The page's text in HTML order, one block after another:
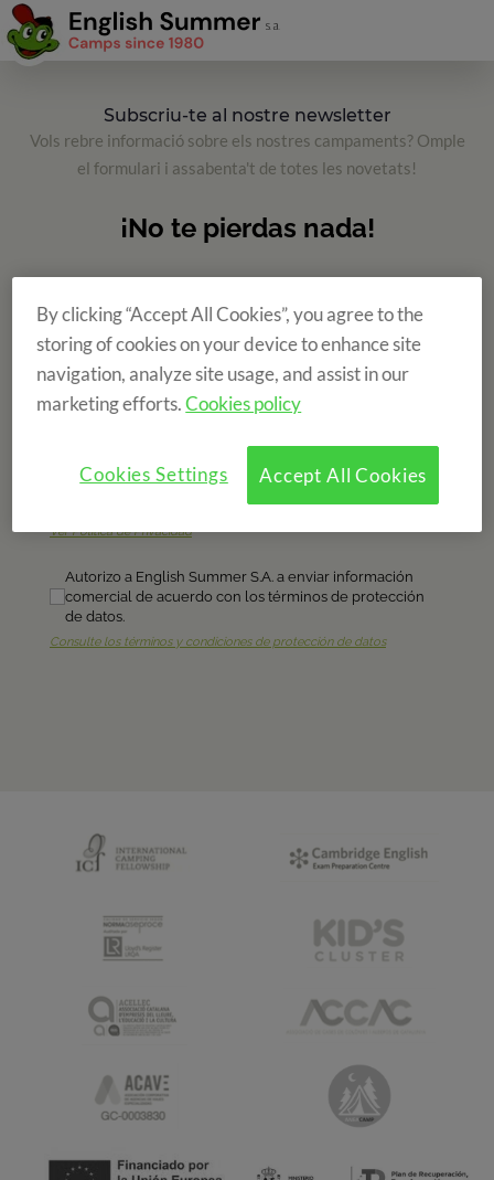
Subscriu-te al nostre newsletter
Vols rebre informació sobre els nostres campaments? Omple
el formulari i assabenta't de totes les novetats!
By clicking “Accept All Cookies”, you agree to the
storing of cookies on your device to enhance site
navigation, analyze site usage, and assist in our
marketing efforts.Cookies policy
Accept All Cookies
Cookies Settings